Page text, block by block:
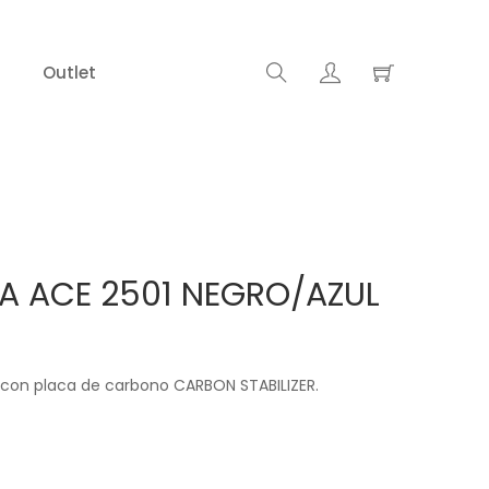
Outlet
ACE 2501 NEGRO/AZUL
placa de carbono CARBON STABILIZER.